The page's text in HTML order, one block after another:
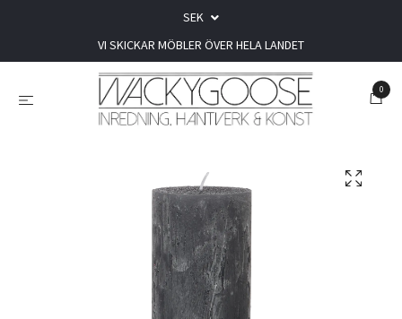
SEK
VI SKICKAR MÖBLER ÖVER HELA LANDET
0